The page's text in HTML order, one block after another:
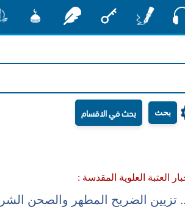
بحث
العتبة العلوية المقدسة :
.. تزيين الضريح المطهر والصحن